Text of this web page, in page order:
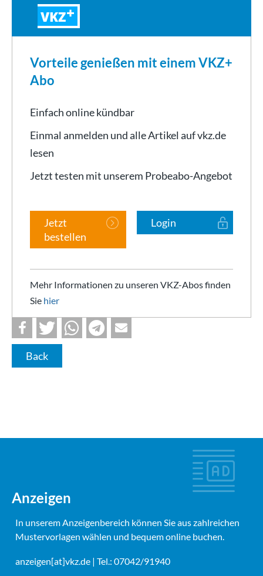
VKZ
Vorteile genießen mit einem VKZ+
Abo
Einfach online kündbar
Einmal anmelden und alle Artikel auf vkz.de
lesen
Jetzt testen mit unserem Probeabo-Angebot
Jetzt
bestellen
Login
Mehr Informationen zu unseren VKZ-Abos finden
Sie hier
Back
Anzeigen
In unserem Anzeigenbereich können Sie aus zahlreichen
Mustervorlagen wählen und bequem online buchen.
anzeigen[at]vkz.de | Tel.: 07042/91940